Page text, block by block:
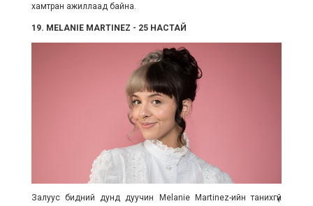
хамтран ажиллаад байна.
19. MELANIE MARTINEZ - 25 НАСТАЙ
Залуус бидний дунд дуучин Melanie Martinez-ийн танихгүй